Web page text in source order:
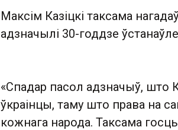
Максім Казіцкі таксама
адзначылі 30-годдзе
«Спадар пасол адзначыў, што
ўкраінцы, таму што права на
кожнага народа. Таксама